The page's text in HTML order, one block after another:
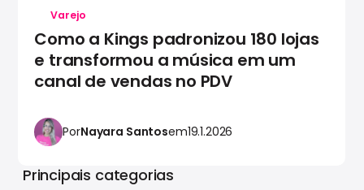
Varejo
Como a Kings padronizou 180 lojas
e transformou a música em um
canal de vendas no PDV
PorNayara Santosem19.1.2026
Principais categorias